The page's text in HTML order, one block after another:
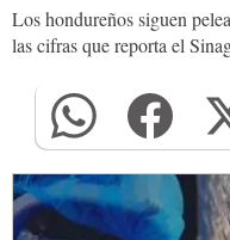
Los hondureños siguen
las cifras que reporta el